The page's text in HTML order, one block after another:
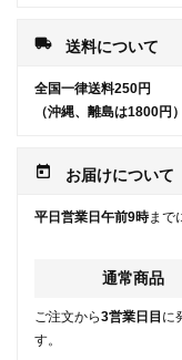
local_shipping 送料について
全国一律送料250円
（沖縄、離島は1800円）
today お届けについて
平日営業日午前9時まで
通常商品
ご注文から3営業日目 に
す。